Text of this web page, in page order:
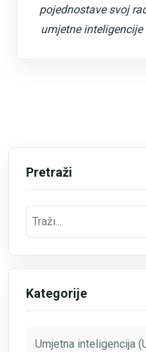
pojednostave svoj
umjetne
Pretraži
Kategorije
Umjetna inteligencija